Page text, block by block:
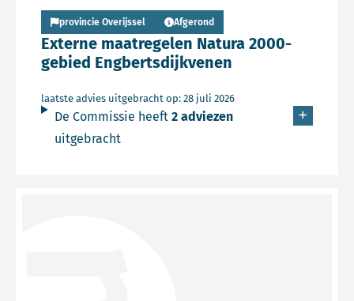
Externe maatregelen Natura 2000-
gebied Engbertsdijkvenen
provincie Overijssel Afgerond
laatste advies uitgebracht op: 28 juli 2026
De Commissie heeft 2 adviezen
uitgebracht